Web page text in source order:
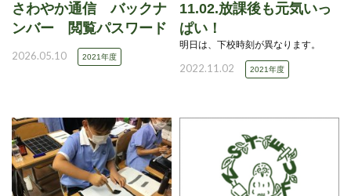
さわやか通信 バックナ
ンバー 閲覧パスワード
2026.05.10 2021年度
11.02.放課後も元気いっ
ぱい！
明日は、下校時刻が異なります。
2022.11.02 2021年度